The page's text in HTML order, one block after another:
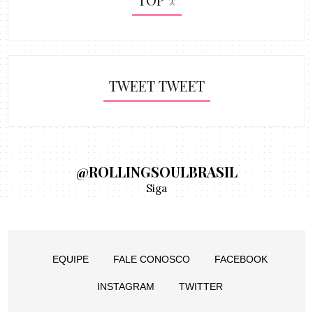
TWEET TWEET
@ROLLINGSOULBRASIL
Siga
EQUIPE FALE CONOSCO FACEBOOK
INSTAGRAM TWITTER